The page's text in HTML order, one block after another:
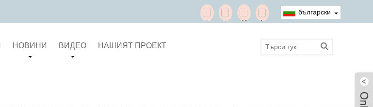
български
НОВИНИ ВИДЕО НАШИЯТ ПРОЕКТ